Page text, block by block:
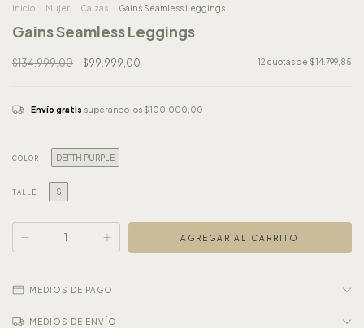
Inicio Mujer Calzas Gains Seamless Leggings
Gains Seamless Leggings
$134.999,00 $99.999,00 12 cuotas de $14.799,85
Envío gratis superando los $100.000,00
COLOR DEPTH PURPLE
TALLE S
MEDIOS DE PAGO
MEDIOS DE ENVÍO